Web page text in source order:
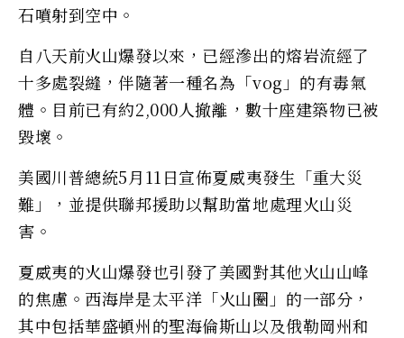
石噴射到空中。
自八天前火山爆發以來，已經滲出的熔岩流經了
十多處裂縫，伴隨著一種名為「vog」的有毒氣
體。目前已有約2,000人撤離，數十座建築物已被
毀壞。
美國川普總統5月11日宣佈夏威夷發生「重大災
難」，並提供聯邦援助以幫助當地處理火山災
害。
夏威夷的火山爆發也引發了美國對其他火山山峰
的焦慮。西海岸是太平洋「火山圈」的一部分，
其中包括華盛頓州的聖海倫斯山以及俄勒岡州和